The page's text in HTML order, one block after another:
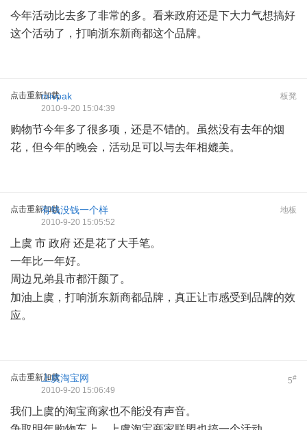
今年活动比去多了非常的多。看来政府还是下大力气想搞好
这个活动了，打响浙东新商都这个品牌。
点击重新加载 板凳
mivpak
2010-9-20 15:04:39
购物节今年多了很多项，还是不错的。虽然没有去年的烟
花，但今年的晚会，活动足可以与去年相媲美。
点击重新加载 地板
有钱没钱一个样
2010-9-20 15:05:52
上虞 市 政府 还是花了大手笔。
一年比一年好。
周边兄弟县市都汗颜了。
加油上虞，打响浙东新商都品牌，真正让市感受到品牌的效
应。
点击重新加载 5#
上虞淘宝网
2010-9-20 15:06:49
我们上虞的淘宝商家也不能没有声音。